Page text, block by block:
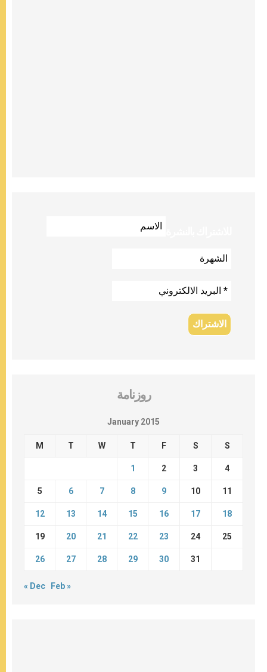
روزنامة
January 2015
M T W T F S S
1 2 3 4
5 6 7 8 9 10 11
12 13 14 15 16 17 18
19 20 21 22 23 24 25
26 27 28 29 30 31
« Dec Feb »